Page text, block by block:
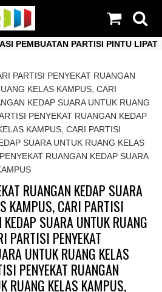
PARTISI PINTU LIPAT
PARTISI PENYEKAT RUANGAN
KELAS KAMPUS, CARI
KEDAP SUARA UNTUK RUANG
PENYEKAT RUANGAN KEDAP
KAMPUS, CARI PARTISI
SUARA UNTUK RUANG KELAS
RUANGAN KEDAP SUARA
RUANGAN KEDAP SUARA
KAMPUS, CARI PARTISI
KEDAP SUARA UNTUK RUANG
PARTISI PENYEKAT
UNTUK RUANG KELAS
PENYEKAT RUANGAN
RUANG KELAS KAMPUS,